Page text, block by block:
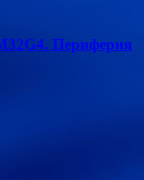
Периферия